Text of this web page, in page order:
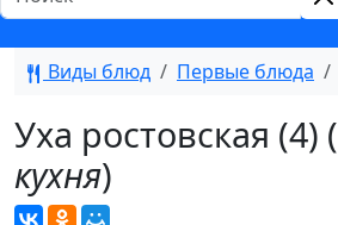
Виды блюд Первые блюда
Уха ростовская (4) (
кухня)